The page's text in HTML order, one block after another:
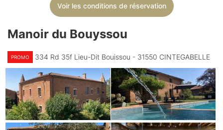
Voir les conditions de réservation
Manoir du Bouyssou
PROMO 334 Rd 35f Lieu-Dit Bouissou - 31550 CINTEGABELLE